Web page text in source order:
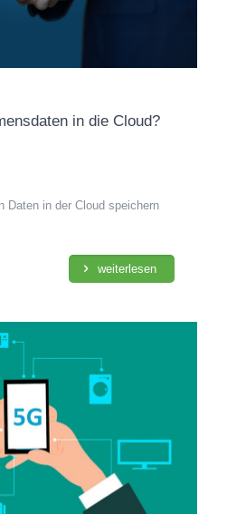
in die Cloud?
Daten in der Cloud speichern
weiterlesen